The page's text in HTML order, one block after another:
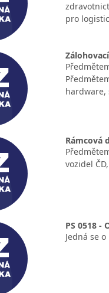
pro
hardware,
Rámcová
vozidel
PS 0518 -
Jedná se